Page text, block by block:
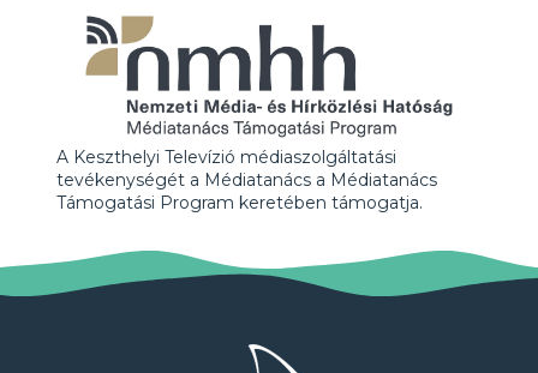
A Keszthelyi Televízió médiaszolgáltatási
tevékenységét a Médiatanács a Médiatanács
Támogatási Program keretében támogatja.